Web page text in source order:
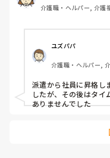
介護職・ヘルパー, 介護
ユズパパ
介護職・ヘルパー,
派遣から社員に昇格し
したが、その後はタイ
ありませんでした